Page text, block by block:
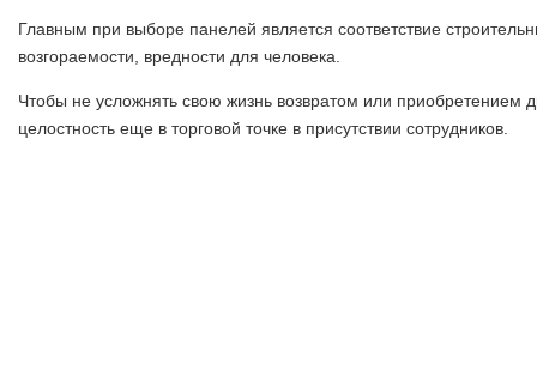
Главным при выборе панелей является соответствие
возгораемости, вредности для человека.
Чтобы не усложнять свою жизнь возвратом или приобретением
целостность еще в торговой точке в присутствии сотрудников.